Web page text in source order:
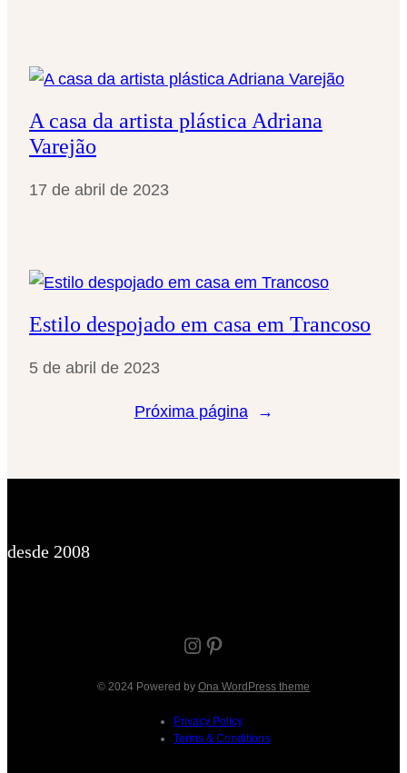
A casa da artista plástica Adriana
Varejão
17 de abril de 2023
Estilo despojado em casa em Trancoso
5 de abril de 2023
Próxima página →
desde 2008
Instagram Pinterest
© 2024 Powered by Ona WordPress theme
Privacy Policy
Terms & Conditions